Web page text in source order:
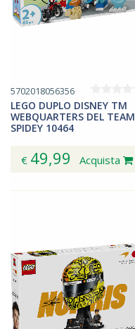
5702018056356
LEGO DUPLO DISNEY TM
WEBQUARTERS DEL TEAM
SPIDEY 10464
€ 49,99 Acquista